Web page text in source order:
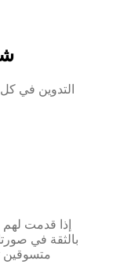
التدوين في
إذا قدمت
بالثقة في
متسوقين